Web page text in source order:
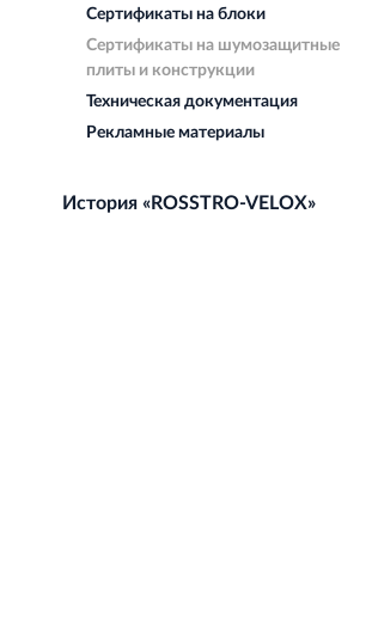
Сертификаты на блоки
Сертификаты на шумозащитные
плиты и конструкции
Техническая документация
Рекламные материалы
История «ROSSTRO-VELOX»